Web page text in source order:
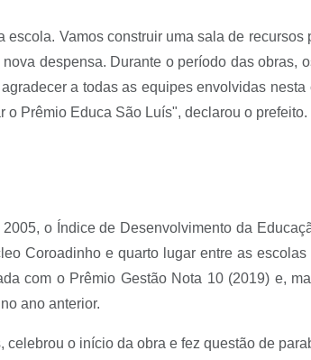
escola. Vamos construir uma sala de
despensa. Durante o período das obras,
a todas as equipes envolvidas
Prêmio Educa São Luís", declarou o prefeito.
o Índice de Desenvolvimento da
Coroadinho e quarto lugar entre as
com o Prêmio Gestão Nota 10 (2019) e,
ano anterior.
o início da obra e fez questão de